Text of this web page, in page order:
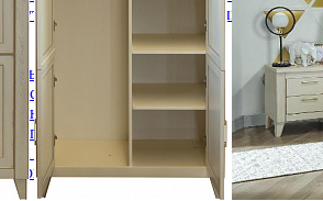
с подъемным
под матрас